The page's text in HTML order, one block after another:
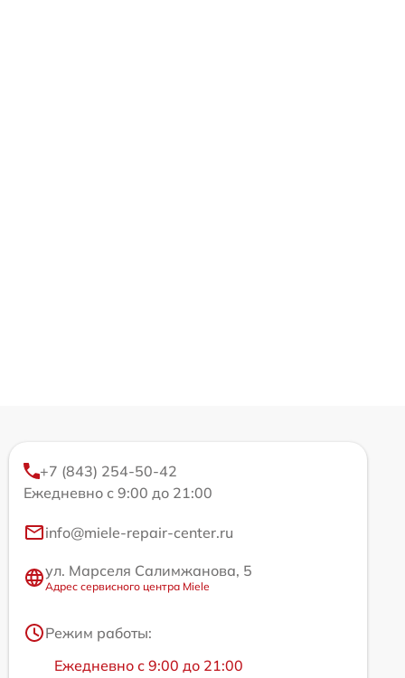
+7 (843) 254-50-42
Ежедневно с 9:00 до 21:00
info@miele-repair-center.ru
ул. Марселя Салимжанова, 5
Адрес сервисного центра Miele
Режим работы:
Ежедневно с 9:00 до 21:00